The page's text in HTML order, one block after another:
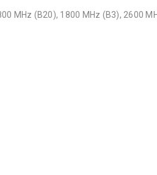
MHz (B20), 1800 MHz (B3), 2600